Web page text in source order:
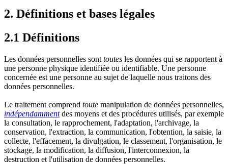
2. Définitions et bases légales
2.1 Définitions
Les données personnelles sont toutes les données qui se rapportent à
une personne physique identifiée ou identifiable. Une personne
concernée est une personne au sujet de laquelle nous traitons des
données personnelles.
Le traitement comprend toute manipulation de données personnelles,
indépendammentdes moyens et des procédures utilisés, par exemple
la consultation, le rapprochement, l'adaptation, l'archivage, la
conservation, l'extraction, la communication, l'obtention, la saisie, la
collecte, l'effacement, la divulgation, le classement, l'organisation, le
stockage, la modification, la diffusion, l'interconnexion, la
destruction et l'utilisation de données personnelles.